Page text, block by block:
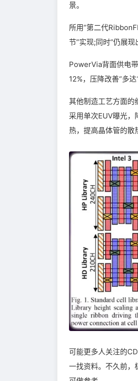
景。
所用“第二代
节”实现;同时“仍展
PowerVia背面供电
12%，压降改善“多
其他制造工艺方面
采用单次EUV曝光
热，提高晶体管的散
可能更多人关注的
一找资料。不久前，